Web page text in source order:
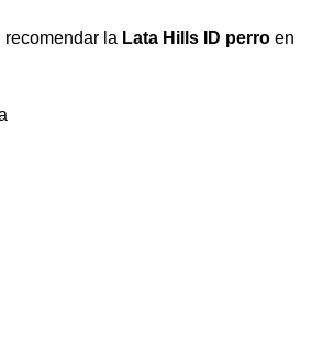
recomendar la Lata Hills ID perro en